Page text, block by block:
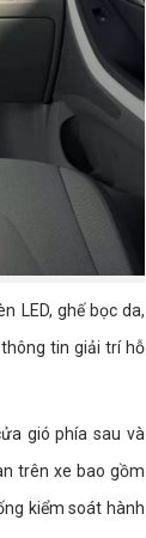
LED, ghế bọc da,
tin giải trí hỗ
gió phía sau và
trên xe bao gồm
kiểm soát hành